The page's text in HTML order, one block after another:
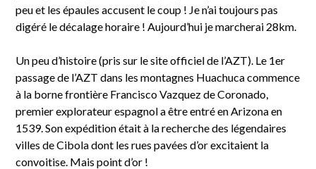
peu et les épaules accusent le coup ! Je n’ai toujours pas
digéré le décalage horaire ! Aujourd’hui je marcherai 28km.
Un peu d’histoire (pris sur le site officiel de l’AZT). Le 1er
passage de l’AZT dans les montagnes Huachuca commence
à la borne frontière Francisco Vazquez de Coronado,
premier explorateur espagnol a être entré en Arizona en
1539. Son expédition était à la recherche des légendaires
villes de Cibola dont les rues pavées d’or excitaient la
convoitise. Mais point d’or !